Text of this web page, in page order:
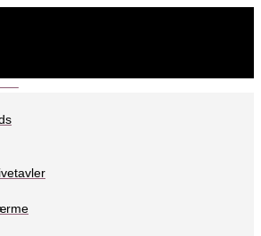
Whiteboards
Glastavler